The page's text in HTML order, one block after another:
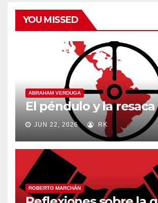
YOU MISSED
ABRAHAM VERDUGA
El péndulo y la resaca
JUN 22, 2026 RK
ROBERTO MARCHÁN